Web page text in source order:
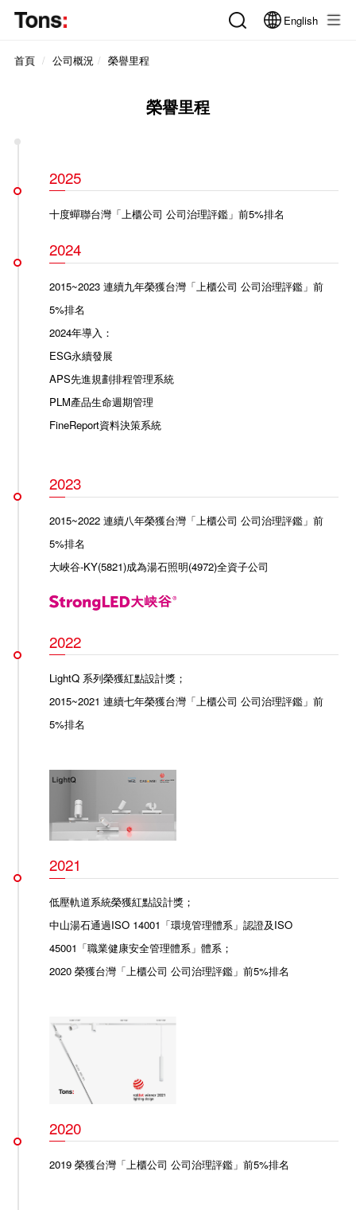
English
首頁 公司概況 榮譽里程
榮譽里程
2025
十度蟬聯台灣「上櫃公司 公司治理評鑑」前5%排名
2024
2015~2023 連續九年榮獲台灣「上櫃公司 公司治理評鑑」前
5%排名
2024年導入：
ESG永續發展
APS先進規劃排程管理系統
PLM產品生命週期管理
FineReport資料決策系統
2023
2015~2022 連續八年榮獲台灣「上櫃公司 公司治理評鑑」前
5%排名
大峽谷-KY(5821)成為湯石照明(4972)全資子公司
2022
LightQ 系列榮獲紅點設計獎 ；
2015~2021 連續七年榮獲台灣「上櫃公司 公司治理評鑑」前
5%排名
2021
低壓軌道系統榮獲紅點設計獎 ；
中山湯石通過ISO 14001「環境管理體系」認證及ISO
45001「職業健康安全管理體系」體系；
2020 榮獲台灣「上櫃公司 公司治理評鑑」前5%排名
2020
2019 榮獲台灣「上櫃公司 公司治理評鑑」前5%排名